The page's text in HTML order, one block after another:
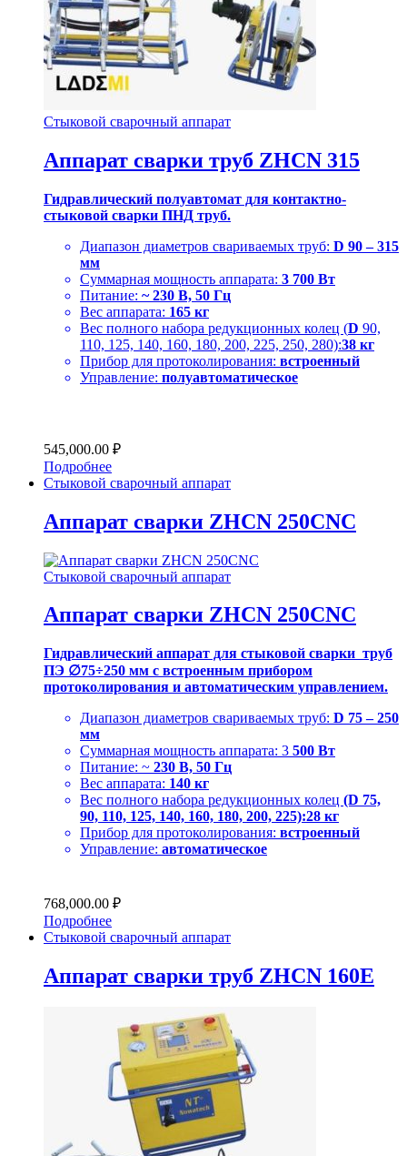
Стыковой сварочный аппарат
Аппарат сварки труб ZHCN 315
Гидравлический полуавтомат для контактно-
стыковой сварки ПНД труб.
Диапазон диаметров свариваемых труб: D 90 – 315
мм
Суммарная мощность аппарата: 3 700 Вт
Питание: ~ 230 В, 50 Гц
Вес аппарата: 165 кг
Вес полного набора редукционных колец (D 90,
110, 125, 140, 160, 180, 200, 225, 250, 280):38 кг
Прибор для протоколирования: встроенный
Управление: полуавтоматическое
545,000.00 ₽
Подробнее
Стыковой сварочный аппарат
Аппарат сварки ZHCN 250CNC
Стыковой сварочный аппарат
Аппарат сварки ZHCN 250CNC
Гидравлический аппарат для стыковой сварки труб
ПЭ ∅75÷250 мм с встроенным прибором
протоколирования и автоматическим управлением.
Диапазон диаметров свариваемых труб: D 75 – 250
мм
Суммарная мощность аппарата: 3 500 Вт
Питание: ~ 230 В, 50 Гц
Вес аппарата: 140 кг
Вес полного набора редукционных колец (D 75,
90, 110, 125, 140, 160, 180, 200, 225):28 кг
Прибор для протоколирования: встроенный
Управление: автоматическое
768,000.00 ₽
Подробнее
Стыковой сварочный аппарат
Аппарат сварки труб ZHCN 160E